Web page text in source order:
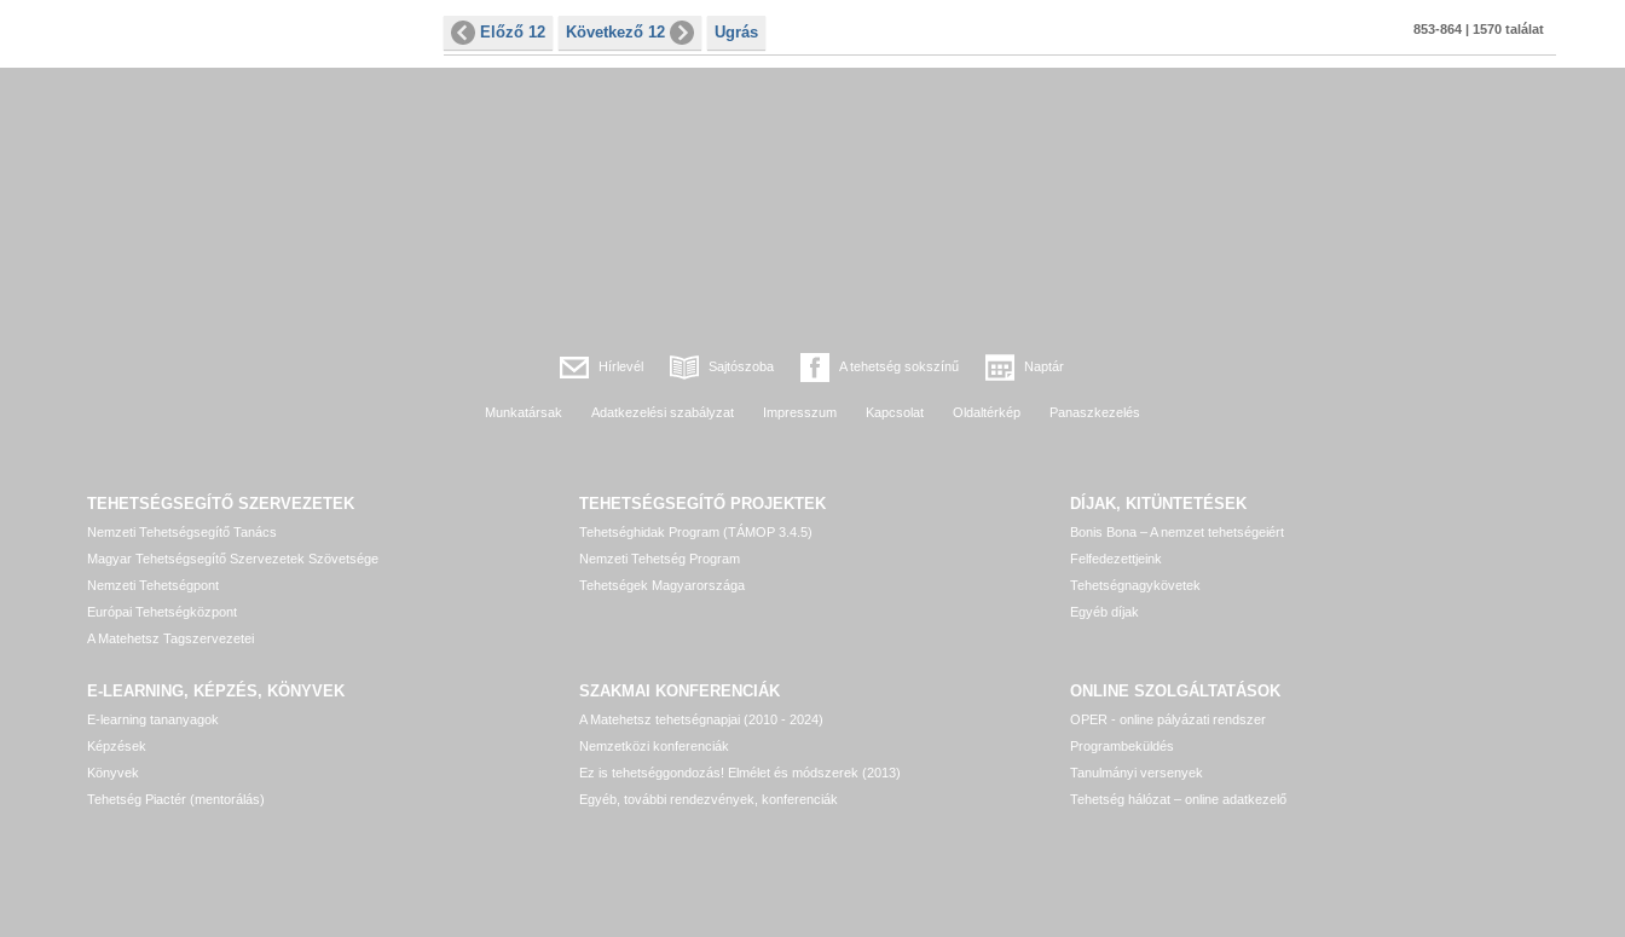
Előző 12 Következő 12 Ugrás 853-864 | 1570 találat
Hírlevél Sajtószoba A tehetség sokszínű Naptár
Munkatársak Adatkezelési szabályzat Impresszum Kapcsolat Oldaltérkép Panaszkezelés
TEHETSÉGSEGÍTŐ SZERVEZETEK
Nemzeti Tehetségsegítő Tanács
Magyar Tehetségsegítő Szervezetek Szövetsége
Nemzeti Tehetségpont
Európai Tehetségközpont
A Matehetsz Tagszervezetei
TEHETSÉGSEGÍTŐ PROJEKTEK
Tehetséghidak Program (TÁMOP 3.4.5)
Nemzeti Tehetség Program
Tehetségek Magyarországa
DÍJAK, KITÜNTETÉSEK
Bonis Bona – A nemzet tehetségeiért
Felfedezettjeink
Tehetségnagykövetek
Egyéb díjak
E-LEARNING, KÉPZÉS, KÖNYVEK
E-learning tananyagok
Képzések
Könyvek
Tehetség Piactér (mentorálás)
SZAKMAI KONFERENCIÁK
A Matehetsz tehetségnapjai (2010 - 2024)
Nemzetközi konferenciák
Ez is tehetséggondozás! Elmélet és módszerek (2013)
Egyéb, további rendezvények, konferenciák
ONLINE SZOLGÁLTATÁSOK
OPER - online pályázati rendszer
Programbeküldés
Tanulmányi versenyek
Tehetség hálózat – online adatkezelő